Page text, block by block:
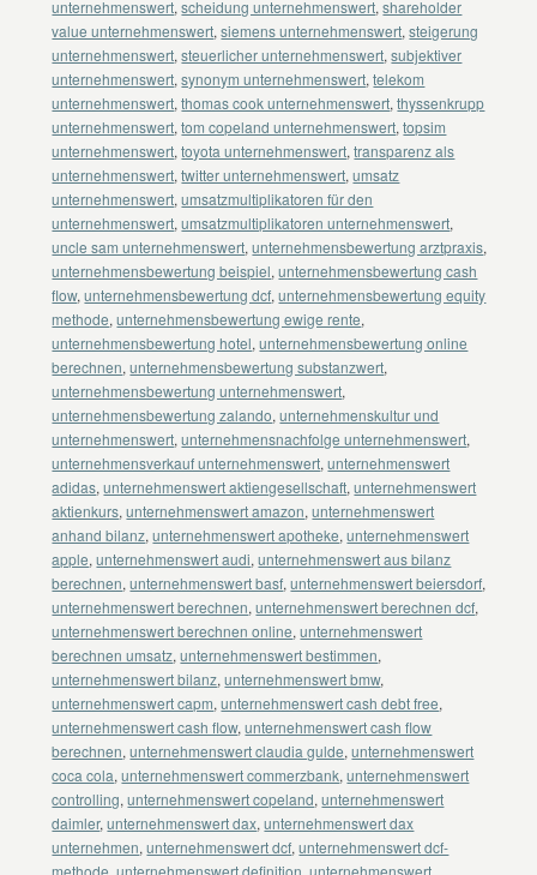
unternehmenswert,scheidung unternehmenswert,shareholder
value unternehmenswert,siemens unternehmenswert,steigerung
unternehmenswert,steuerlicher unternehmenswert,subjektiver
unternehmenswert,synonym unternehmenswert,telekom
unternehmenswert,thomas cook unternehmenswert,thyssenkrupp
unternehmenswert,tom copeland unternehmenswert,topsim
unternehmenswert,toyota unternehmenswert,transparenz als
unternehmenswert,twitter unternehmenswert,umsatz
unternehmenswert,umsatzmultiplikatoren für den
unternehmenswert,umsatzmultiplikatoren unternehmenswert,
uncle sam unternehmenswert,unternehmensbewertung arztpraxis,
unternehmensbewertung beispiel,unternehmensbewertung cash
flow,unternehmensbewertung dcf,unternehmensbewertung equity
methode,unternehmensbewertung ewige rente,
unternehmensbewertung hotel,unternehmensbewertung online
berechnen,unternehmensbewertung substanzwert,
unternehmensbewertung unternehmenswert,
unternehmensbewertung zalando,unternehmenskultur und
unternehmenswert,unternehmensnachfolge unternehmenswert,
unternehmensverkauf unternehmenswert,unternehmenswert
adidas,unternehmenswert aktiengesellschaft,unternehmenswert
aktienkurs,unternehmenswert amazon,unternehmenswert
anhand bilanz,unternehmenswert apotheke,unternehmenswert
apple,unternehmenswert audi,unternehmenswert aus bilanz
berechnen,unternehmenswert basf,unternehmenswert beiersdorf,
unternehmenswert berechnen,unternehmenswert berechnen dcf,
unternehmenswert berechnen online,unternehmenswert
berechnen umsatz,unternehmenswert bestimmen,
unternehmenswert bilanz,unternehmenswert bmw,
unternehmenswert capm,unternehmenswert cash debt free,
unternehmenswert cash flow,unternehmenswert cash flow
berechnen,unternehmenswert claudia gulde,unternehmenswert
coca cola,unternehmenswert commerzbank,unternehmenswert
controlling,unternehmenswert copeland,unternehmenswert
daimler,unternehmenswert dax,unternehmenswert dax
unternehmen,unternehmenswert dcf,unternehmenswert dcf-